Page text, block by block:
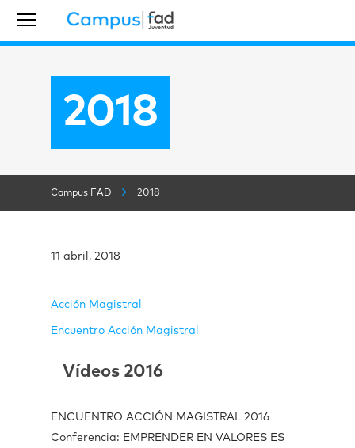
2018
Campus FAD 2018
11 abril, 2018
Acción Magistral
Encuentro Acción Magistral
Vídeos 2016
ENCUENTRO ACCIÓN MAGISTRAL 2016
Conferencia: EMPRENDER EN VALORES ES